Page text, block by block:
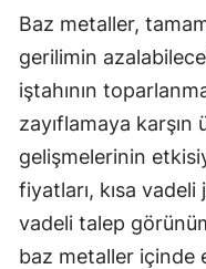
Baz metaller,
gerilimin
iştahının
zayıflamaya karşın
gelişmelerinin
fiyatları, kısa
vadeli talep
baz metaller içinde